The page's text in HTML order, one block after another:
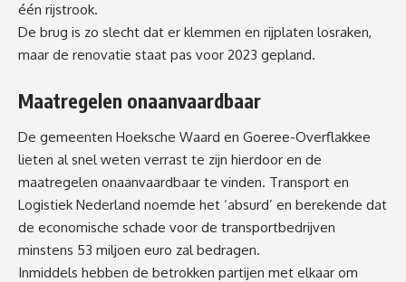
één rijstrook.
De brug is zo slecht dat er klemmen en rijplaten losraken,
maar de renovatie staat pas voor 2023 gepland.
Maatregelen onaanvaardbaar
De gemeenten Hoeksche Waard en Goeree-Overflakkee
lieten al snel weten verrast te zijn hierdoor en de
maatregelen onaanvaardbaar te vinden. Transport en
Logistiek Nederland noemde het ‘absurd’ en berekende dat
de economische schade voor de transportbedrijven
minstens 53 miljoen euro zal bedragen.
Inmiddels hebben de betrokken partijen met elkaar om